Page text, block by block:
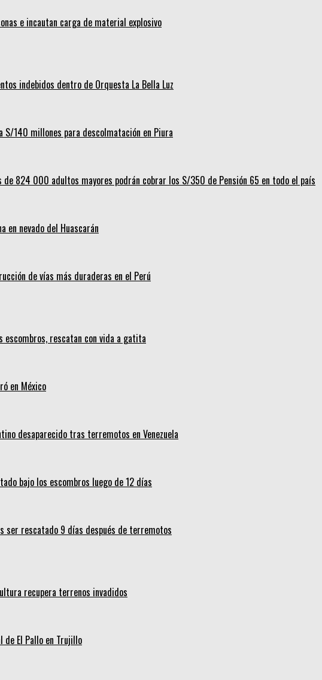
e incautan carga de material explosivo
indebidos dentro de Orquesta La Bella Luz
S/140 millones para descolmatación en Piura
de 824 000 adultos mayores podrán cobrar los S/350 de Pensión 65 en todo el país
en nevado del Huascarán
de vías más duraderas en el Perú
escombros, rescatan con vida a gatita
en México
desaparecido tras terremotos en Venezuela
bajo los escombros luego de 12 días
ser rescatado 9 días después de terremotos
recupera terrenos invadidos
de El Pallo en Trujillo